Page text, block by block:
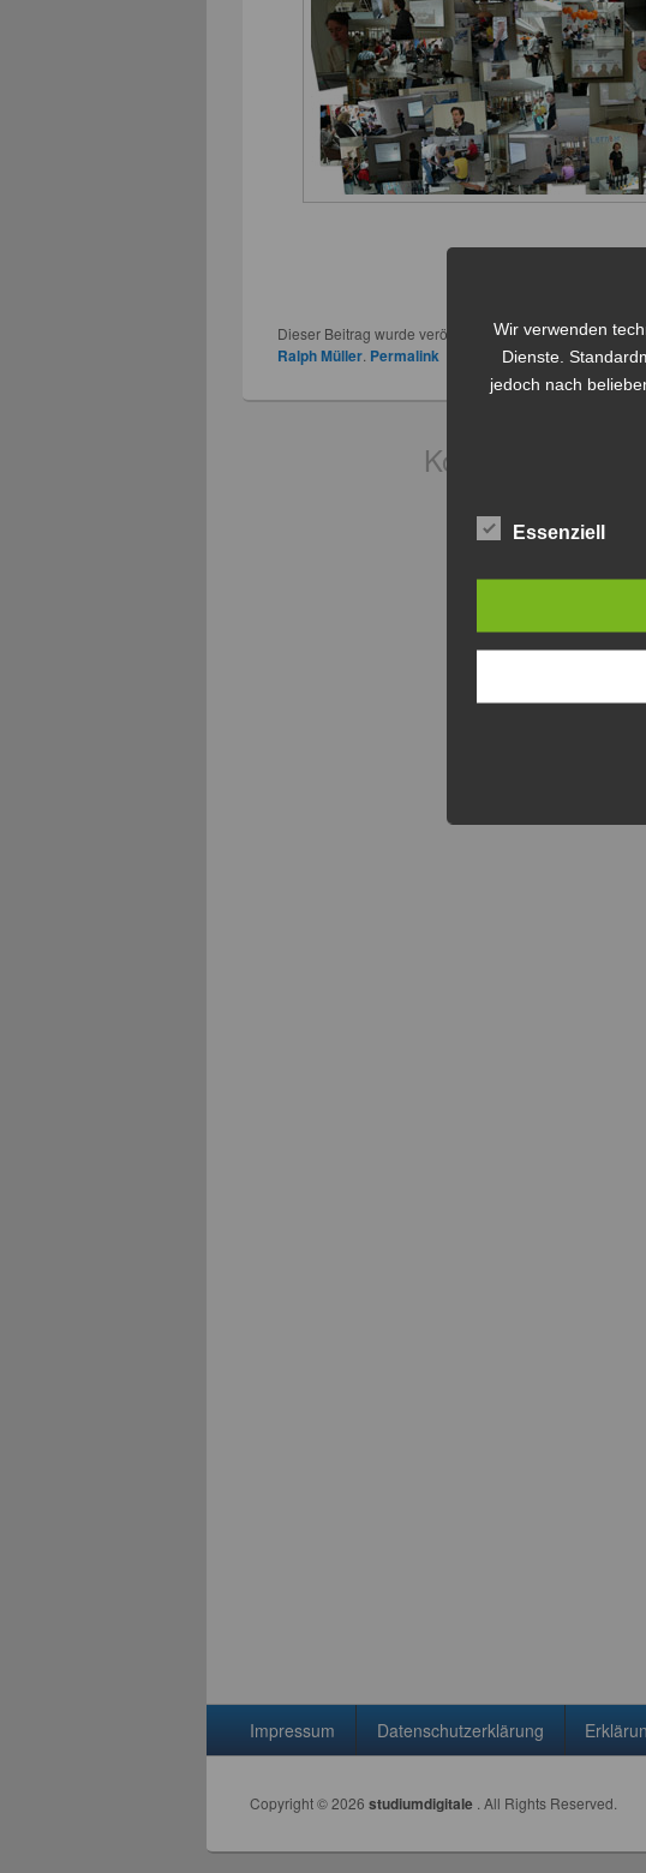
Dieser Beitrag wurde veröffentlicht in Allgemein,
Ralph Müller Permalink
Kommentare
Seitenfuß-Menü
Impressum Datenschutzerklärung
Copyright © 2026 studiumdigitale . All Rights Reserved.
Wir verwenden
Dienste.
jedoch nach
Essenziell